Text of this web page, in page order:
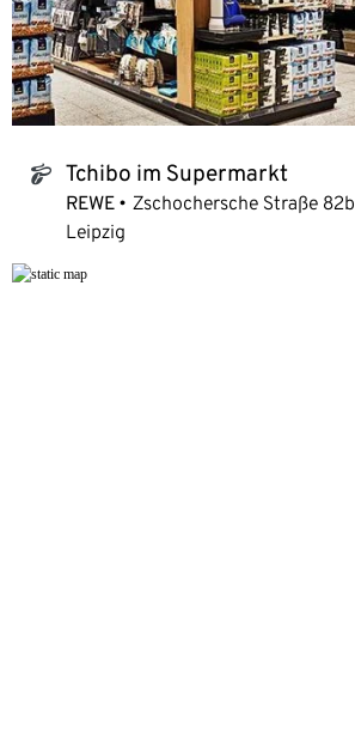
tchibo_logo Tchibo im Supermarkt
REWE Zschochersche Straße 82b
Leipzig